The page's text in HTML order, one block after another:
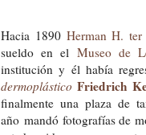
Hacia 1890 Herman H.
sueldo en el Museo de
institución y él había
dermoplástico Friedrich
finalmente una plaza de
año mandó fotografías de